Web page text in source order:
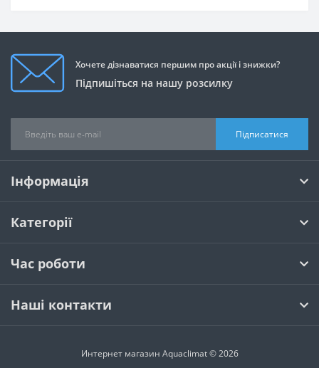
Хочете дізнаватися першим про акції і знижки?
Підпишіться на нашу розсилку
Підписатися
Інформація
Категорії
Час роботи
Наші контакти
Интернет магазин Aquaclimat © 2026